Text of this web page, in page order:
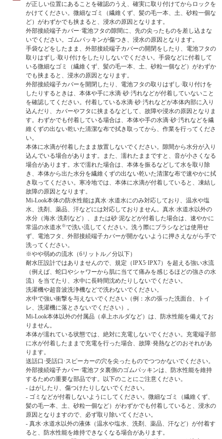
が正しい位置にあることを確認のうえ、確実に取り付けてからロックを
かけてください。微細なゴミ（繊維くず、髪の毛一本、土、砂粒一個な
ど）がわずかでも挟まると、浸水の原因となります。
外部接続端子カバー·電池フタの隙間に、先の尖ったものを差し込まな
いでください。ゴムパッキンが傷つき、浸水の原因となります。
手袋などをしたまま、外部接続端子カバーの開閉をしたり、電池フタの
取りはずし·取り付けをしたりしないでください。手袋などに付着して
いる微細なゴミ（繊維くず、髪の毛一本、土、砂粒一個など）がわずか
でも挟まると、浸水の原因となります。
外部接続端子カバーを開閉したり、電池フタの取りはずし·取り付けを
したりするときは、本体や手に水滴·砂·汚れなどが付着していないこと
を確認してください。付着している水滴·砂·汚れなどが本体内部に入り
込んだり、カバーやフタに挟まるなどして、故障や浸水の原因となりま
す。わずかでも付着している場合は、本体や手の水滴·砂·汚れなどを繊
維くずの出ない乾いた清潔な布で拭き取ってから、作業を行ってくださ
い。
本体に水滴が付着したまま放置しないでください。隙間から水分が入り
込んでいる場合があります。また、濡れたままですと、音が小さくなる
場合があります。水で濡れた場合は、本体を振るなどして水を取り除
き、本体から出た水分を繊維くずの出ない乾いた清潔な布で速やかに拭
き取ってください。寒冷地では、本体に水滴が付着していると、凍結し
故障の原因となります。
Mi-Look本体の防水性能は真水·水道水にのみ対応しており、温水や塩
水、洗剤、薬品、汗などには対応しておりません。真水·水道水以外の
水分（海水·洗剤など）、または砂·泥などが付着した場合は、速やかに
常温の水道水※で洗い流してください。洗う際にブラシなどは使用せ
ず、電池フタ、外部接続端子カバーが開かないように押さえながら手で
洗ってください。
※やや弱めの流水（6リットル／分以下）
耐水圧設計ではありませんので、規定（IPX5·IPX7）を超える強い水流
（例えば、蛇口やシャワーから肌に当てて痛みを感じるほどの強さの水
流）を当てたり、水中に長時間沈めたりしないでください。
洗濯機や超音波洗浄機などで洗わないでください。
水中で強い衝撃を与えないでください（例：水の張った洗面台、トイ
レ、洗濯機に落とさないでください）。
Mi-Look本体以外の付属品（卓上ホルダなど）は、防水性能を備えてお
りません。
本体が濡れている状態では、絶対に充電しないでください。充電端子部
に水が付着したままで充電を行った場合、故障·発熱などのおそれがあ
ります。
送話口·受話口·スピーカーの穴を尖ったものでつつかないでください。
外部接続端子カバー·電池フタ裏側のゴムパッキンは、防水性能を維持
するための重要な部品です。以下のことにご注意ください。
- はがしたり、傷つけたりしないでください。
- ゴミなどが付着しないようにしてください。微細なゴミ（繊維くず、
髪の毛一本、土、砂粒一個など）がわずかでも付着していると、浸水の
原因となりますので、必ず取り除いてください。
- 真水·水道水以外の液体（温水や塩水、洗剤、薬品、汗など）が付着す
ると、防水性能を維持できなくなる場合があります。